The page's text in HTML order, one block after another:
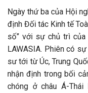
Ngày thứ ba của Hội
định Đối tác Kinh tế
số” với sự chủ trì của
LAWASIA. Phiên có
sư tới từ Úc, Trung
nhận định trong bối
chóng ở châu Á-Thái